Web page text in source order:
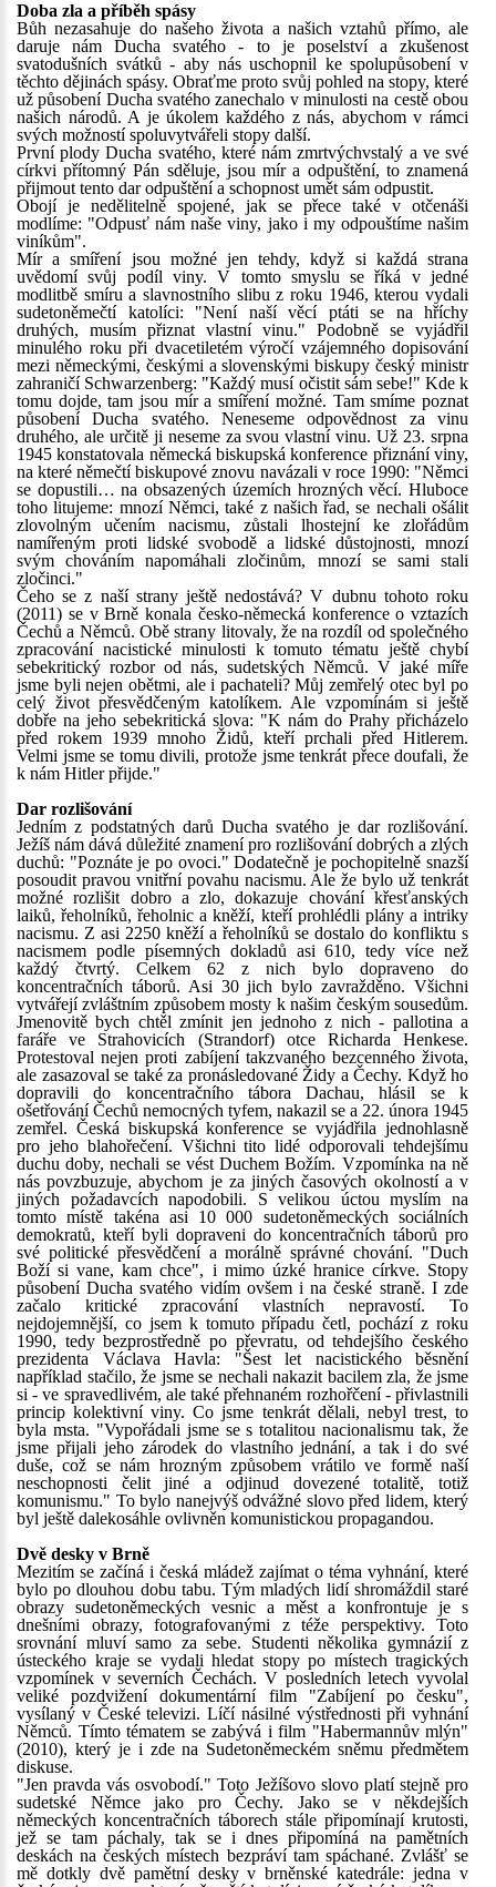
Doba zla a příběh spásy
Bůh nezasahuje do našeho života a našich vztahů přímo, ale
daruje nám Ducha svatého - to je poselství a zkušenost
svatodušních svátků - aby nás uschopnil ke spolupůsobení v
těchto dějinách spásy. Obraťme proto svůj pohled na stopy, které
už působení Ducha svatého zanechalo v minulosti na cestě obou
našich národů. A je úkolem každého z nás, abychom v rámci
svých možností spoluvytvářeli stopy další.
První plody Ducha svatého, které nám zmrtvýchvstalý a ve své
církvi přítomný Pán sděluje, jsou mír a odpuštění, to znamená
přijmout tento dar odpuštění a schopnost umět sám odpustit.
Obojí je nedělitelně spojené, jak se přece také v otčenáši
modlíme: "Odpusť nám naše viny, jako i my odpouštíme našim
viníkům".
Mír a smíření jsou možné jen tehdy, když si každá strana
uvědomí svůj podíl viny. V tomto smyslu se říká v jedné
modlitbě smíru a slavnostního slibu z roku 1946, kterou vydali
sudetoněmečtí katolíci: "Není naší věcí ptáti se na hříchy
druhých, musím přiznat vlastní vinu." Podobně se vyjádřil
minulého roku při dvacetiletém výročí vzájemného dopisování
mezi německými, českými a slovenskými biskupy český ministr
zahraničí Schwarzenberg: "Každý musí očistit sám sebe!" Kde k
tomu dojde, tam jsou mír a smíření možné. Tam smíme poznat
působení Ducha svatého. Neneseme odpovědnost za vinu
druhého, ale určitě ji neseme za svou vlastní vinu. Už 23. srpna
1945 konstatovala německá biskupská konference přiznání viny,
na které němečtí biskupové znovu navázali v roce 1990: "Němci
se dopustili… na obsazených územích hrozných věcí. Hluboce
toho litujeme: mnozí Němci, také z našich řad, se nechali ošálit
zlovolným učením nacismu, zůstali lhostejní ke zlořádům
namířeným proti lidské svobodě a lidské důstojnosti, mnozí
svým chováním napomáhali zločinům, mnozí se sami stali
zločinci."
Čeho se z naší strany ještě nedostává? V dubnu tohoto roku
(2011) se v Brně konala česko-německá konference o vztazích
Čechů a Němců. Obě strany litovaly, že na rozdíl od společného
zpracování nacistické minulosti k tomuto tématu ještě chybí
sebekritický rozbor od nás, sudetských Němců. V jaké míře
jsme byli nejen obětmi, ale i pachateli? Můj zemřelý otec byl po
celý život přesvědčeným katolíkem. Ale vzpomínám si ještě
dobře na jeho sebekritická slova: "K nám do Prahy přicházelo
před rokem 1939 mnoho Židů, kteří prchali před Hitlerem.
Velmi jsme se tomu divili, protože jsme tenkrát přece doufali, že
k nám Hitler přijde."
Dar rozlišování
Jedním z podstatných darů Ducha svatého je dar rozlišování.
Ježíš nám dává důležité znamení pro rozlišování dobrých a zlých
duchů: "Poznáte je po ovoci." Dodatečně je pochopitelně snazší
posoudit pravou vnitřní povahu nacismu. Ale že bylo už tenkrát
možné rozlišit dobro a zlo, dokazuje chování křesťanských
laiků, řeholníků, řeholnic a kněží, kteří prohlédli plány a intriky
nacismu. Z asi 2250 kněží a řeholníků se dostalo do konfliktu s
nacismem podle písemných dokladů asi 610, tedy více než
každý čtvrtý. Celkem 62 z nich bylo dopraveno do
koncentračních táborů. Asi 30 jich bylo zavražděno. Všichni
vytvářejí zvláštním způsobem mosty k našim českým sousedům.
Jmenovitě bych chtěl zmínit jen jednoho z nich - pallotina a
faráře ve Strahovicích (Strandorf) otce Richarda Henkese.
Protestoval nejen proti zabíjení takzvaného bezcenného života,
ale zasazoval se také za pronásledované Židy a Čechy. Když ho
dopravili do koncentračního tábora Dachau, hlásil se k
ošetřování Čechů nemocných tyfem, nakazil se a 22. února 1945
zemřel. Česká biskupská konference se vyjádřila jednohlasně
pro jeho blahořečení. Všichni tito lidé odporovali tehdejšímu
duchu doby, nechali se vést Duchem Božím. Vzpomínka na ně
nás povzbuzuje, abychom je za jiných časových okolností a v
jiných požadavcích napodobili. S velikou úctou myslím na
tomto místě takéna asi 10 000 sudetoněmeckých sociálních
demokratů, kteří byli dopraveni do koncentračních táborů pro
své politické přesvědčení a morálně správné chování. "Duch
Boží si vane, kam chce", i mimo úzké hranice církve. Stopy
působení Ducha svatého vidím ovšem i na české straně. I zde
začalo kritické zpracování vlastních nepravostí. To
nejdojemnější, co jsem k tomuto případu četl, pochází z roku
1990, tedy bezprostředně po převratu, od tehdejšího českého
prezidenta Václava Havla: "Šest let nacistického běsnění
například stačilo, že jsme se nechali nakazit bacilem zla, že jsme
si - ve spravedlivém, ale také přehnaném rozhořčení - přivlastnili
princip kolektivní viny. Co jsme tenkrát dělali, nebyl trest, to
byla msta. "Vypořádali jsme se s totalitou nacionalismu tak, že
jsme přijali jeho zárodek do vlastního jednání, a tak i do své
duše, což se nám hrozným způsobem vrátilo ve formě naší
neschopnosti čelit jiné a odjinud dovezené totalitě, totiž
komunismu." To bylo nanejvýš odvážné slovo před lidem, který
byl ještě dalekosáhle ovlivněn komunistickou propagandou.
Dvě desky v Brně
Mezitím se začíná i česká mládež zajímat o téma vyhnání, které
bylo po dlouhou dobu tabu. Tým mladých lidí shromáždil staré
obrazy sudetoněmeckých vesnic a měst a konfrontuje je s
dnešními obrazy, fotografovanými z téže perspektivy. Toto
srovnání mluví samo za sebe. Studenti několika gymnázií z
ústeckého kraje se vydali hledat stopy po místech tragických
vzpomínek v severních Čechách. V posledních letech vyvolal
veliké pozdvižení dokumentární film "Zabíjení po česku",
vysílaný v České televizi. Líčí násilné výstřednosti při vyhnání
Němců. Tímto tématem se zabývá i film "Habermannův mlýn"
(2010), který je i zde na Sudetoněmeckém sněmu předmětem
diskuse.
"Jen pravda vás osvobodí." Toto Ježíšovo slovo platí stejně pro
sudetské Němce jako pro Čechy. Jako se v někdejších
německých koncentračních táborech stále připomínají krutosti,
jež se tam páchaly, tak se i dnes připomíná na pamětních
deskách na českých místech bezpráví tam spáchané. Zvlášť se
mě dotkly dvě pamětní desky v brněnské katedrále: jedna v